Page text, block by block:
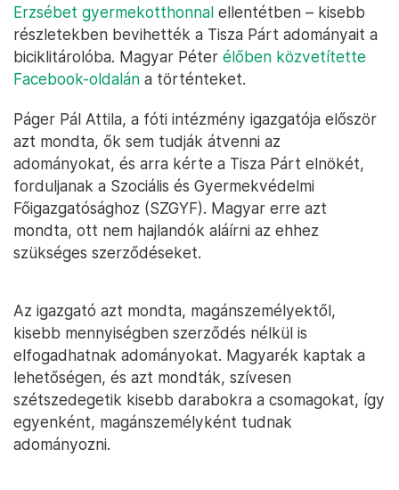
Erzsébet gyermekotthonnal ellentétben – kisebb
részletekben bevihették a Tisza Párt adományait a
biciklitárolóba. Magyar Péter élőben közvetítette
Facebook-oldalán a történteket.
Páger Pál Attila, a fóti intézmény igazgatója először
azt mondta, ők sem tudják átvenni az
adományokat, és arra kérte a Tisza Párt elnökét,
forduljanak a Szociális és Gyermekvédelmi
Főigazgatósághoz (SZGYF). Magyar erre azt
mondta, ott nem hajlandók aláírni az ehhez
szükséges szerződéseket.
Az igazgató azt mondta, magánszemélyektől,
kisebb mennyiségben szerződés nélkül is
elfogadhatnak adományokat. Magyarék kaptak a
lehetőségen, és azt mondták, szívesen
szétszedegetik kisebb darabokra a csomagokat, így
egyenként, magánszemélyként tudnak
adományozni.